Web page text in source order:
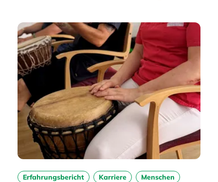
Erfahrungsbericht Karriere Menschen